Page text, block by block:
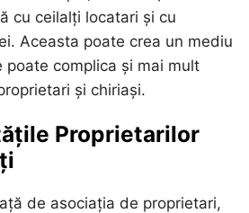
cu ceilalți locatari și cu
Aceasta poate crea un mediu
poate complica și mai mult
și chiriași.
Proprietarilor
de asociația de proprietari,